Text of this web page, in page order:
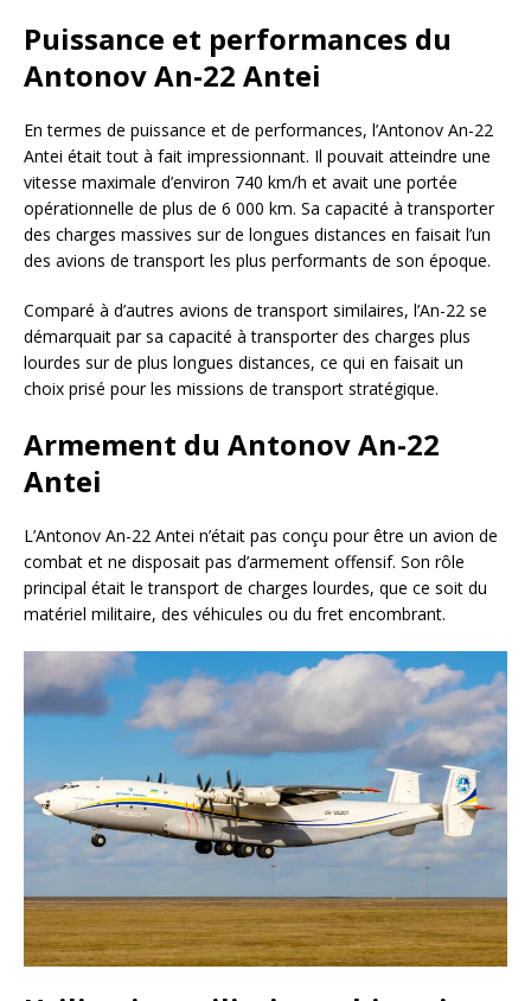
Puissance et performances du
Antonov An-22 Antei
En termes de puissance et de performances, l’Antonov An-22
Antei était tout à fait impressionnant. Il pouvait atteindre une
vitesse maximale d’environ 740 km/h et avait une portée
opérationnelle de plus de 6 000 km. Sa capacité à transporter
des charges massives sur de longues distances en faisait l’un
des avions de transport les plus performants de son époque.
Comparé à d’autres avions de transport similaires, l’An-22 se
démarquait par sa capacité à transporter des charges plus
lourdes sur de plus longues distances, ce qui en faisait un
choix prisé pour les missions de transport stratégique.
Armement du Antonov An-22
Antei
L’Antonov An-22 Antei n’était pas conçu pour être un avion de
combat et ne disposait pas d’armement offensif. Son rôle
principal était le transport de charges lourdes, que ce soit du
matériel militaire, des véhicules ou du fret encombrant.